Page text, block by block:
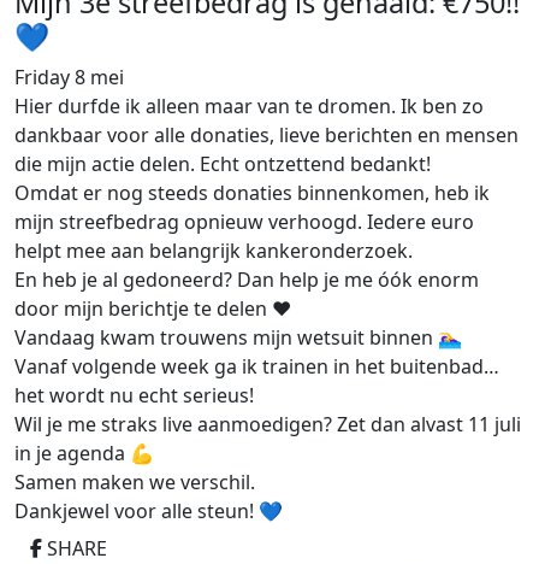
💙
Friday 8 mei
Hier durfde ik alleen maar van te dromen. Ik ben zo
dankbaar voor alle donaties, lieve berichten en mensen
die mijn actie delen. Echt ontzettend bedankt!
Omdat er nog steeds donaties binnenkomen, heb ik
mijn streefbedrag opnieuw verhoogd. Iedere euro
helpt mee aan belangrijk kankeronderzoek.
En heb je al gedoneerd? Dan help je me óók enorm
door mijn berichtje te delen ❤️
Vandaag kwam trouwens mijn wetsuit binnen 🏊‍♀️
Vanaf volgende week ga ik trainen in het buitenbad…
het wordt nu echt serieus!
Wil je me straks live aanmoedigen? Zet dan alvast 11 juli
in je agenda 💪
Samen maken we verschil.
Dankjewel voor alle steun! 💙
SHARE